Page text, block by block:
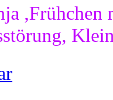
,Frühchen